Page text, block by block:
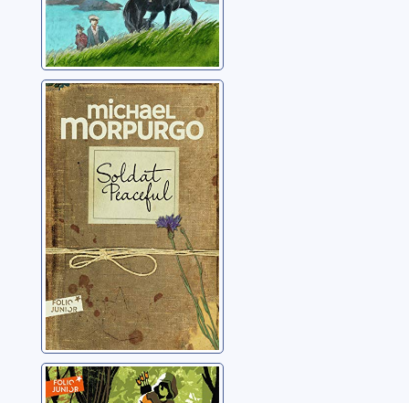
Soldat Peaceful
Morpurgo, Michael
Robin des bois